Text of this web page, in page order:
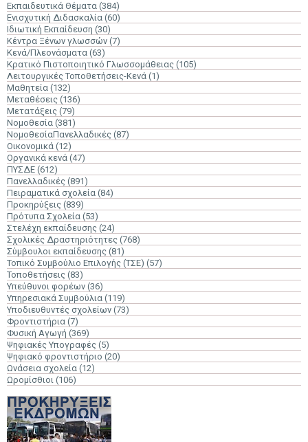
Εκπαιδευτικά Θέματα (384)
Ενισχυτική Διδασκαλία (60)
Ιδιωτική Εκπαίδευση (30)
Κέντρα Ξένων γλωσσών (7)
Κενά/Πλεονάσματα (63)
Κρατικό Πιστοποιητικό Γλωσσομάθειας (105)
Λειτουργικές Τοποθετήσεις-Κενά (1)
Μαθητεία (132)
Μεταθέσεις (136)
Μετατάξεις (79)
Νομοθεσία (381)
ΝομοθεσίαΠανελλαδικές (87)
Οικονομικά (12)
Οργανικά κενά (47)
ΠΥΣΔΕ (612)
Πανελλαδικές (891)
Πειραματικά σχολεία (84)
Προκηρύξεις (839)
Πρότυπα Σχολεία (53)
Στελέχη εκπαίδευσης (24)
Σχολικές Δραστηριότητες (768)
Σύμβουλοι εκπαίδευσης (81)
Τοπικό Συμβούλιο Επιλογής (ΤΣΕ) (57)
Τοποθετήσεις (83)
Υπεύθυνοι φορέων (36)
Υπηρεσιακά Συμβούλια (119)
Υποδιευθυντές σχολείων (73)
Φροντιστήρια (7)
Φυσική Αγωγή (369)
Ψηφιακές Υπογραφές (5)
Ψηφιακό φροντιστήριο (20)
Ωνάσεια σχολεία (12)
Ωρομίσθιοι (106)